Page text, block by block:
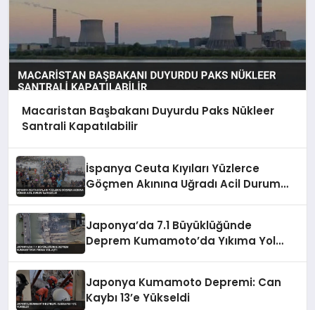
Macaristan Başbakanı Duyurdu Paks Nükleer
Santrali Kapatılabilir
İspanya Ceuta Kıyıları Yüzlerce
Göçmen Akınına Uğradı Acil Durum
Japonya’da 7.1 Büyüklüğünde
Deprem Kumamoto’da Yıkıma Yol
Japonya Kumamoto Depremi: Can
Kaybı 13’e Yükseldi